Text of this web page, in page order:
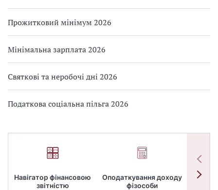
Прожитковий мінімум 2026
Мінімальна зарплата 2026
Святкові та неробочі дні 2026
Податкова соціальна пільга 2026
Навігатор фінансовою
звітністю
Оподаткування доходу
фізособи